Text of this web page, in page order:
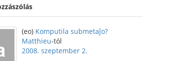
(eo) Komputila submetaĵo?
Matthieu-tól
2008. szeptember 2.